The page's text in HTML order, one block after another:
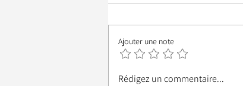
Ajouter une note
Rédigez un commentaire...